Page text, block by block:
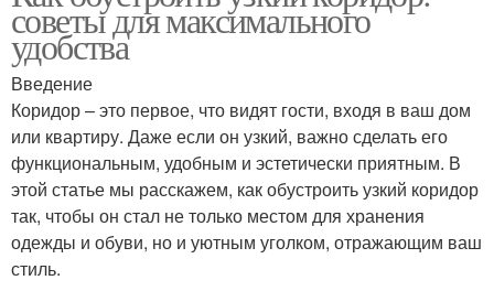
советы для максимального
удобства
Введение
Коридор – это первое, что видят гости, входя в ваш дом
или квартиру. Даже если он узкий, важно сделать его
функциональным, удобным и эстетически приятным. В
этой статье мы расскажем, как обустроить узкий коридор
так, чтобы он стал не только местом для хранения
одежды и обуви, но и уютным уголком, отражающим ваш
стиль.